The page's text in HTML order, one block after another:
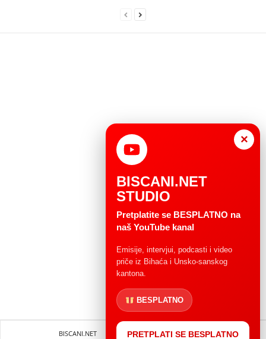
BISCANI.NET Impressum Uvjeti korištenja
×
BISCANI.NET
STUDIO
Pretplatite se BESPLATNO na
naš YouTube kanal
Emisije, intervjui, podcasti i video
priče iz Bihaća i Unsko-sanskog
kantona.
BESPLATNO
PRETPLATI SE BESPLATNO